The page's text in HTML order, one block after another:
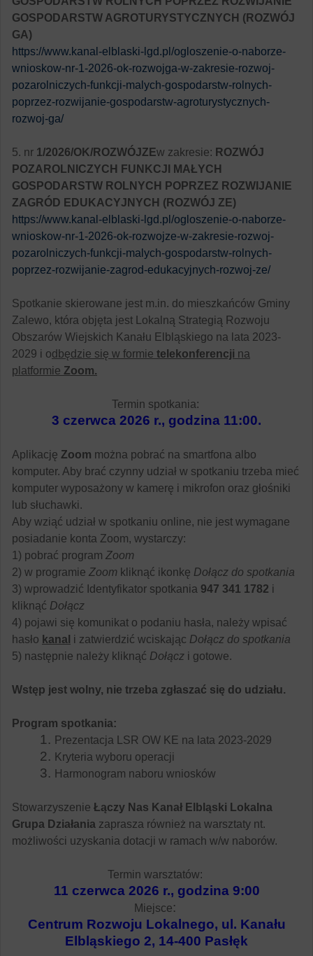
GOSPODARSTW AGROTURYSTYCZNYCH (ROZWÓJ
GA)
https://www.kanal-elblaski-lgd.pl/ogloszenie-o-naborze-
wnioskow-nr-1-2026-ok-rozwojga-w-zakresie-rozwoj-
pozarolniczych-funkcji-malych-gospodarstw-rolnych-
poprzez-rozwijanie-gospodarstw-agroturystycznych-
rozwoj-ga/
5. nr 1/2026/OK/ROZWÓJZEw zakresie: ROZWÓJ
POZAROLNICZYCH FUNKCJI MAŁYCH
GOSPODARSTW ROLNYCH POPRZEZ ROZWIJANIE
ZAGRÓD EDUKACYJNYCH (ROZWÓJ ZE)
https://www.kanal-elblaski-lgd.pl/ogloszenie-o-naborze-
wnioskow-nr-1-2026-ok-rozwojze-w-zakresie-rozwoj-
pozarolniczych-funkcji-malych-gospodarstw-rolnych-
poprzez-rozwijanie-zagrod-edukacyjnych-rozwoj-ze/
Spotkanie skierowane jest m.in. do mieszkańców Gminy
Zalewo, która objęta jest Lokalną Strategią Rozwoju
Obszarów Wiejskich Kanału Elbląskiego na lata 2023-
2029 i odbędzie się w formie telekonferencji na
platformie Zoom.
Termin spotkania:
3 czerwca 2026 r., godzina 11:00.
Aplikację Zoom można pobrać na smartfona albo
komputer. Aby brać czynny udział w spotkaniu trzeba mieć
komputer wyposażony w kamerę i mikrofon oraz głośniki
lub słuchawki.
Aby wziąć udział w spotkaniu online, nie jest wymagane
posiadanie konta Zoom, wystarczy:
1) pobrać program Zoom
2) w programie Zoom kliknąć ikonkę Dołącz do spotkania
3) wprowadzić Identyfikator spotkania 947 341 1782 i
kliknąć Dołącz
4) pojawi się komunikat o podaniu hasła, należy wpisać
hasło kanal i zatwierdzić wciskając Dołącz do spotkania
5) następnie należy kliknąć Dołącz i gotowe.
Wstęp jest wolny, nie trzeba zgłaszać się do udziału.
Program spotkania:
Prezentacja LSR OW KE na lata 2023-2029
Kryteria wyboru operacji
Harmonogram naboru wniosków
Stowarzyszenie Łączy Nas Kanał Elbląski Lokalna
Grupa Działania zaprasza również na warsztaty nt.
możliwości uzyskania dotacji w ramach w/w naborów.
Termin warsztatów:
11 czerwca 2026 r., godzina 9:00
Miejsce:
Centrum Rozwoju Lokalnego, ul. Kanału
Elbląskiego 2, 14-400 Pasłęk